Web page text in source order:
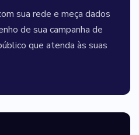
sua rede e meça dados
de sua campanha de
que atenda às suas